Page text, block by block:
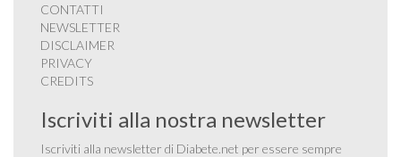
CONTATTI
NEWSLETTER
DISCLAIMER
PRIVACY
CREDITS
Iscriviti alla nostra newsletter
Iscriviti alla newsletter di Diabete.net per essere sempre